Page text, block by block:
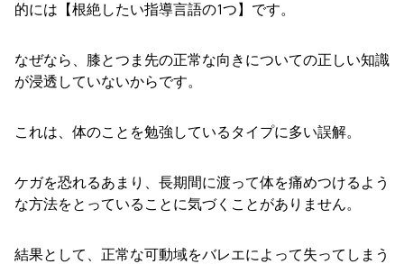
的には【根絶したい指導言語の1つ】です。
なぜなら、膝とつま先の正常な向きについての正しい知識
が浸透していないからです。
これは、体のことを勉強しているタイプに多い誤解。
ケガを恐れるあまり、長期間に渡って体を痛めつけるよう
な方法をとっていることに気づくことがありません。
結果として、正常な可動域をバレエによって失ってしまう